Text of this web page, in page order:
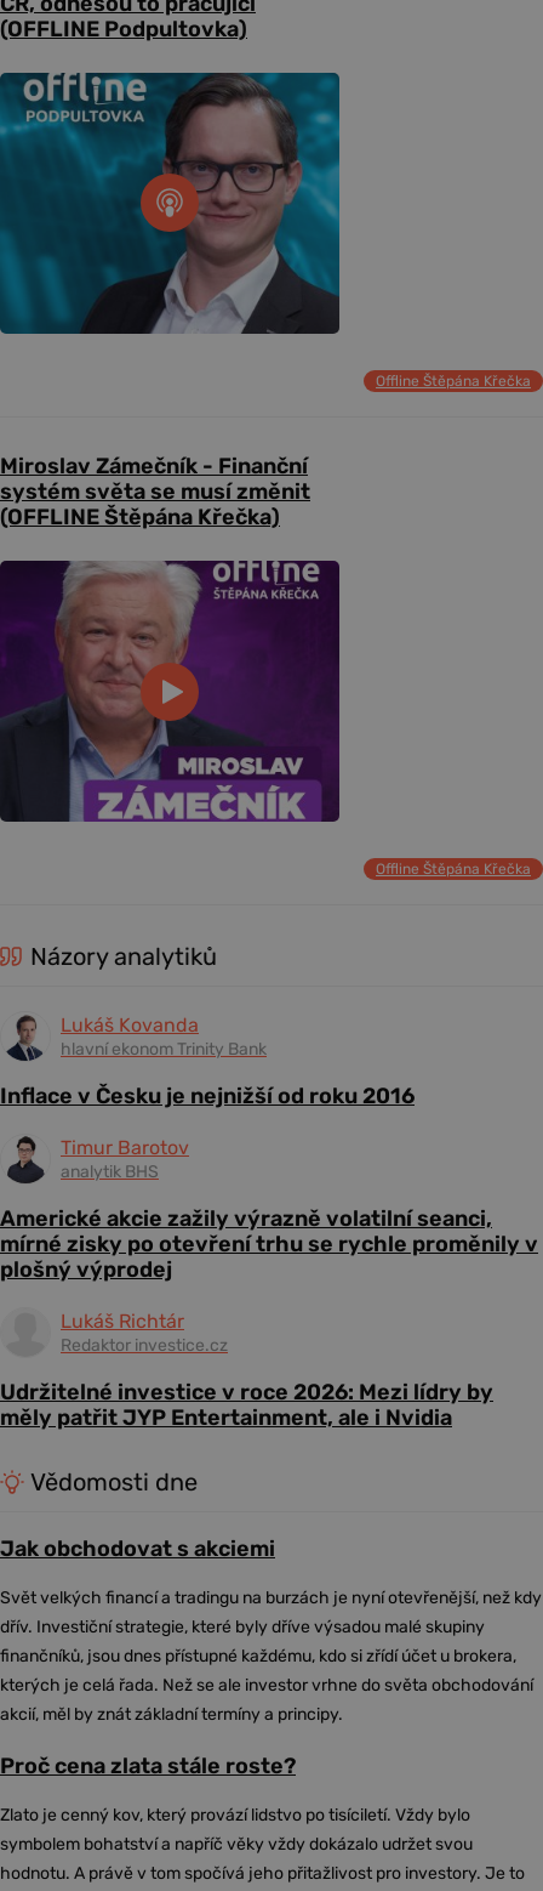
(OFFLINE Podpultovka)
Offline Štěpána Křečka
Miroslav Zámečník - Finanční
systém světa se musí změnit
(OFFLINE Štěpána Křečka)
Offline Štěpána Křečka
Názory analytiků
Lukáš Kovanda
hlavní ekonom Trinity Bank
Inflace v Česku je nejnižší od roku 2016
Timur Barotov
analytik BHS
Americké akcie zažily výrazně volatilní seanci,
mírné zisky po otevření trhu se rychle proměnily v
plošný výprodej
Lukáš Richtár
Redaktor investice.cz
Udržitelné investice v roce 2026: Mezi lídry by
měly patřit JYP Entertainment, ale i Nvidia
Vědomosti dne
Jak obchodovat s akciemi
Svět velkých financí a tradingu na burzách je nyní otevřenější, než kdy
dřív. Investiční strategie, které byly dříve výsadou malé skupiny
finančníků, jsou dnes přístupné každému, kdo si zřídí účet u brokera,
kterých je celá řada. Než se ale investor vrhne do světa obchodování
akcií, měl by znát základní termíny a principy.
Proč cena zlata stále roste?
Zlato je cenný kov, který provází lidstvo po tisíciletí. Vždy bylo
symbolem bohatství a napříč věky vždy dokázalo udržet svou
hodnotu. A právě v tom spočívá jeho přitažlivost pro investory. Je to